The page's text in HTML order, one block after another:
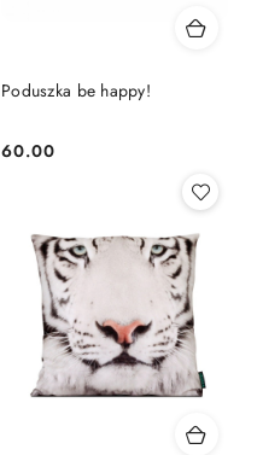
Poduszka be happy!
Cena:
60.00